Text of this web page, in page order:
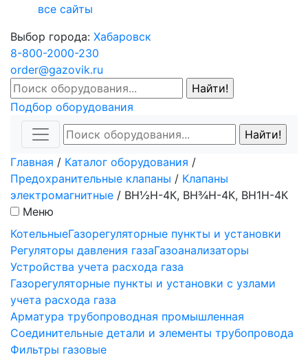
все сайты
Выбор города: Хабаровск
8-800-2000-230
order@gazovik.ru
Подбор оборудования
Главная / Каталог оборудования /
Предохранительные клапаны / Клапаны
электромагнитные / ВН½Н-4К, ВН¾Н-4К, ВН1Н-4К
Меню
КотельныеГазорегуляторные пункты и установки
Регуляторы давления газаГазоанализаторы
Устройства учета расхода газа
Газорегуляторные пункты и установки с узлами
учета расхода газа
Арматура трубопроводная промышленная
Соединительные детали и элементы трубопровода
Фильтры газовые